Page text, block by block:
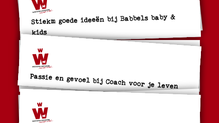
Stiekm goede ideeën bij Babbels baby &
kids
Passie en gevoel bij Coach voor je leven